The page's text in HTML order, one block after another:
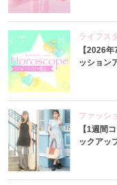
ライフス
【2026
ッション
ファッシ
【1週間
ックアッ